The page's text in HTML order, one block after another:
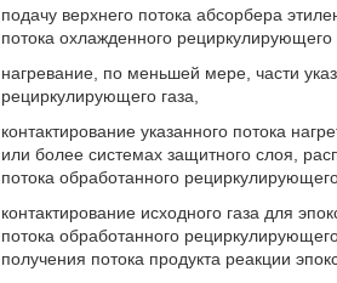
подачу верхнего потока абсорбера
потока охлажденного
нагревание, по меньшей мере, части
рециркулирующего газа,
контактирование указанного потока
или более системах защитного слоя,
потока обработанного рециркулирующего
контактирование исходного газа для
потока обработанного
получения потока продукта реакции